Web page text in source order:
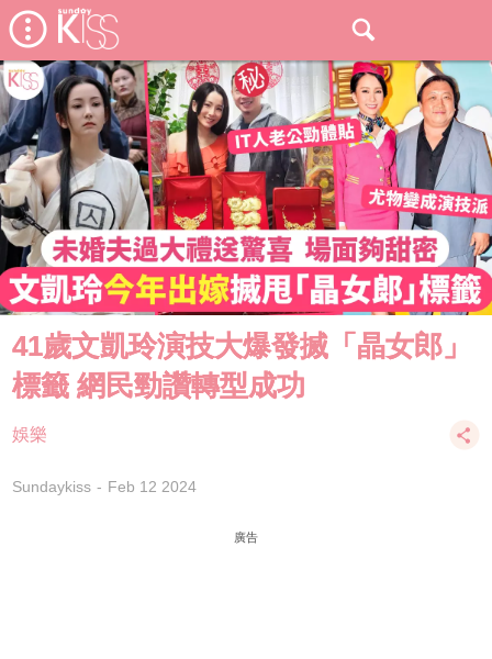
41歲文凱玲演技大爆發搣「晶女郎」
標籤 網民勁讚轉型成功
娛樂
Sundaykiss Feb 12 2024
廣告